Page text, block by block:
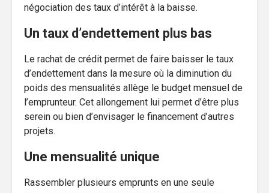
négociation des taux d’intérêt à la baisse.
Un taux d’endettement plus bas
Le rachat de crédit permet de faire baisser le taux
d’endettement dans la mesure où la diminution du
poids des mensualités allège le budget mensuel de
l’emprunteur. Cet allongement lui permet d’être plus
serein ou bien d’envisager le financement d’autres
projets.
Une mensualité unique
Rassembler plusieurs emprunts en une seule